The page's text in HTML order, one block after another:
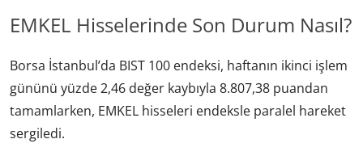
EMKEL Hisselerinde Son Durum Nasıl?
Borsa İstanbul’da BIST 100 endeksi, haftanın ikinci işlem
gününü yüzde 2,46 değer kaybıyla 8.807,38 puandan
tamamlarken, EMKEL hisseleri endeksle paralel hareket
sergiledi.